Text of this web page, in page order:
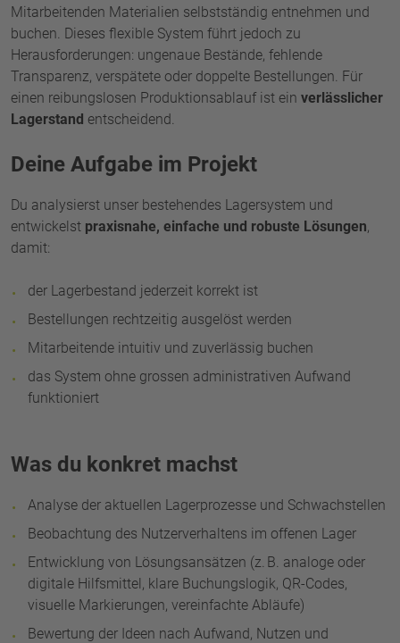
Mitarbeitenden Materialien selbstständig entnehmen und
buchen. Dieses flexible System führt jedoch zu
Herausforderungen: ungenaue Bestände, fehlende
Transparenz, verspätete oder doppelte Bestellungen. Für
einen reibungslosen Produktionsablauf ist ein verlässlicher
Lagerstand entscheidend.
Deine Aufgabe im Projekt
Du analysierst unser bestehendes Lagersystem und
entwickelst praxisnahe, einfache und robuste Lösungen,
damit:
der Lagerbestand jederzeit korrekt ist
Bestellungen rechtzeitig ausgelöst werden
Mitarbeitende intuitiv und zuverlässig buchen
das System ohne grossen administrativen Aufwand
funktioniert
Was du konkret machst
Analyse der aktuellen Lagerprozesse und Schwachstellen
Beobachtung des Nutzerverhaltens im offenen Lager
Entwicklung von Lösungsansätzen (z. B. analoge oder
digitale Hilfsmittel, klare Buchungslogik, QR-Codes,
visuelle Markierungen, vereinfachte Abläufe)
Bewertung der Ideen nach Aufwand, Nutzen und